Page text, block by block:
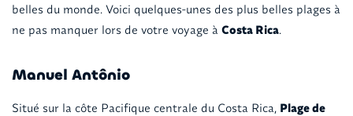
belles du monde. Voici quelques-unes des plus belles plages à
ne pas manquer lors de votre voyage à Costa Rica.
Manuel Antônio
Situé sur la côte Pacifique centrale du Costa Rica, Plage de